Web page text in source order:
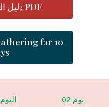
دليل التنزيل بصيغة PDF
for 10
يوم 02